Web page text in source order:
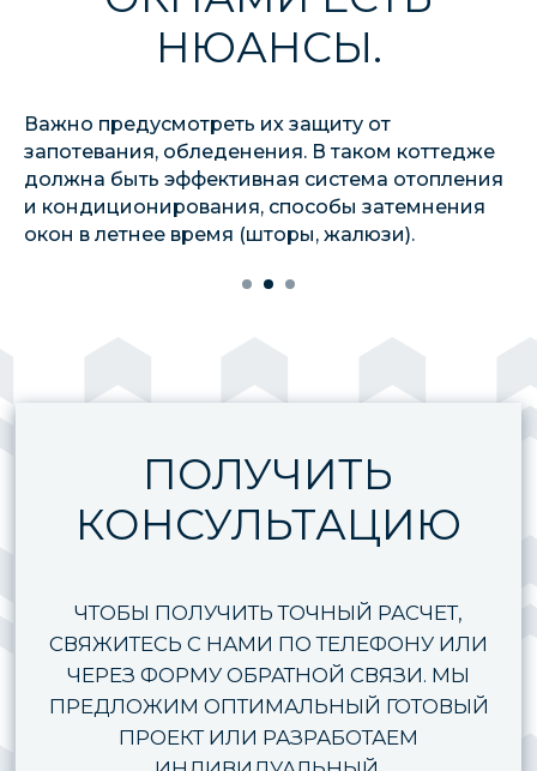
Важно предусмотреть их защиту от
запотевания, обледенения. В таком коттедже
должна быть эффективная система отопления
и кондиционирования, способы затемнения
окон в летнее время (шторы, жалюзи).